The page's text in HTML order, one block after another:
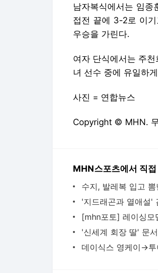
남자복식에서는 임
접전 끝에 3-2로 이
우승을 가린다.
여자 단식에서는 주
녀 선수 중에 유일하
사진 = 연합뉴스
Copyright © MHN.
MHN스포츠에서 직